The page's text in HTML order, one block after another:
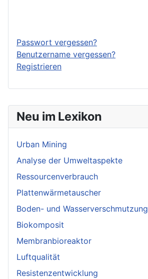
Neu im Lexikon
Urban Mining
Analyse der Umweltaspekte
Ressourcenverbrauch
Plattenwärmetauscher
Boden- und Wasserverschmutzung
Biokomposit
Membranbioreaktor
Luftqualität
Resistenzentwicklung
Passwort vergessen?
Benutzername vergessen?
Registrieren